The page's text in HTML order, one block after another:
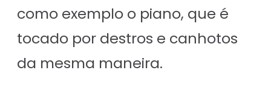
como exemplo o piano, que é
tocado por destros e canhotos
da mesma maneira.